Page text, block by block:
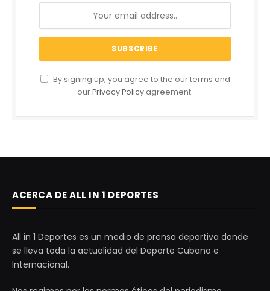
By signing up, you agree to the our terms and
ourPrivacy Policy agreement.
ACERCA DE ALL IN 1 DEPORTES
All in 1 Deportes es un medio de prensa deportiva donde
se lleva toda la actualidad del Deporte Cubano e
Internacional.